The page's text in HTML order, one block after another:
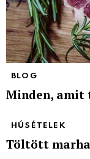
BLOG
Minden, amit
HÚSÉTELEK
Töltött